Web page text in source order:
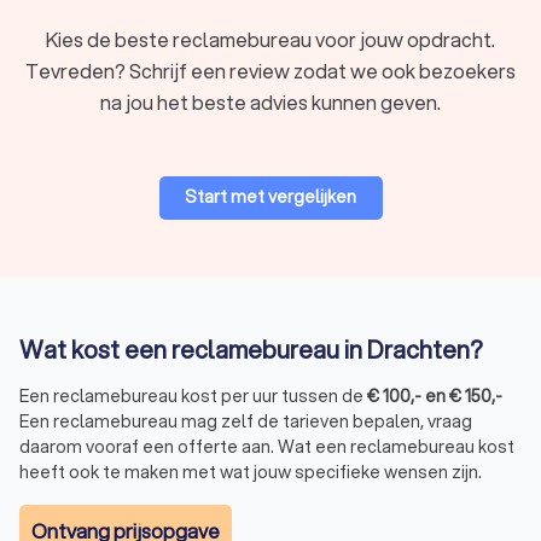
Buitenreclame:billboards, gevelreclame en spandoeken
Huisstijl en branding: ontwikkeling van een sterke visuele
identiteit.
Drukwerk en advertenties:folders, flyers en ander
promotiemateriaal.
Website- en app-ontwikkeling:
professionele websites
en mobiele applicaties.
TV- en radioreclame:
effectieve campagnes via
traditionele media.
Hoe kies je het beste reclamebureau in
Drachten?
Kies de beste reclamebureau voor jouw opdracht.
Tevreden? Schrijf een review zodat we ook bezoekers
na jou het beste advies kunnen geven.
Start met vergelijken
Wat kost een reclamebureau in Drachten?
Een reclamebureau kost per uur tussen de €100,- en€150,-
Een reclamebureau mag zelf de tarieven bepalen, vraag
daarom vooraf een offerte aan. Wat een reclamebureau kost
heeft ook te maken met wat jouw specifieke wensen zijn.
Ontvang prijsopgave